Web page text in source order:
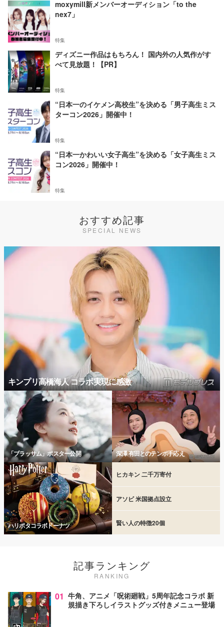
moxymill新メンバーオーディション「to the
nex7」
特集
ディズニー作品はもちろん！ 国内外の人気作がす
べて見放題！【PR】
特集
“日本一のイケメン高校生”を決める「男子高生ミス
ターコン2026」開催中！
特集
“日本一かわいい女子高生”を決める「女子高生ミス
コン2026」開催中！
特集
おすすめ記事
SPECIAL NEWS
キンプリ高橋海人 コラボ実現に感激
「ブラッサム」ポスター公開 深澤 有田とのテンポ手応え
ハリポタコラボドーナツ
ヒカキン 二千万寄付
アソビ 米国拠点設立
賢い人の特徴20個
記事ランキング
RANKING
01 牛角、アニメ「呪術廻戦」5周年記念コラボ 新
規描き下ろしイラストグッズ付きメニュー登場